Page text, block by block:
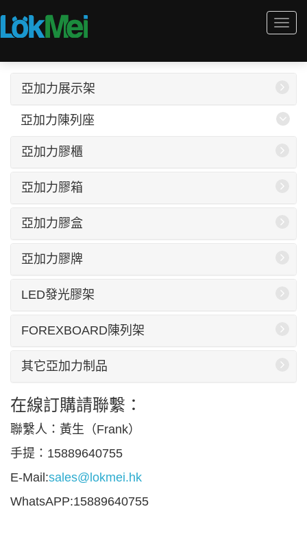
亞加力展示架
亞加力陳列座
亞加力膠櫃
亞加力膠箱
亞加力膠盒
亞加力膠牌
LED發光膠架
FOREXBOARD陳列架
其它亞加力制品
在線訂購請聯繫：
聯繫人：黃生（Frank）
手提：15889640755
E-Mail:sales@lokmei.hk
WhatsAPP:15889640755